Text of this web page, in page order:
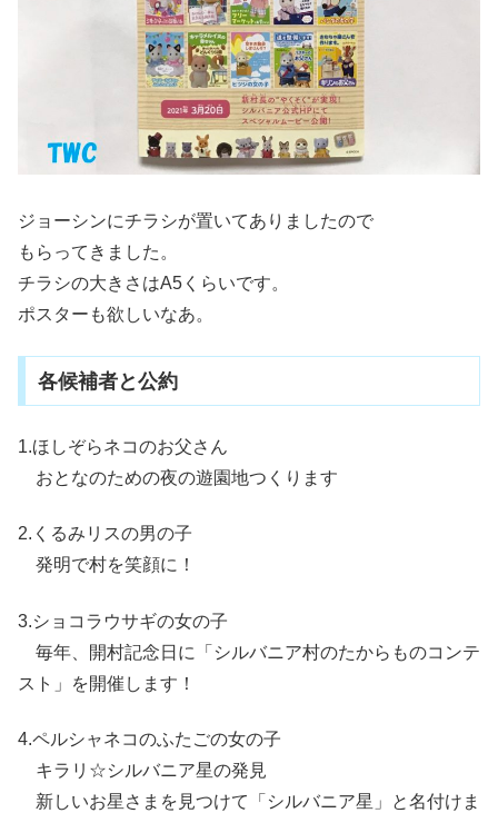
ジョーシンにチラシが置いてありましたので
もらってきました。
チラシの大きさはA5くらいです。
ポスターも欲しいなあ。
各候補者と公約
1.ほしぞらネコのお父さん
おとなのための夜の遊園地つくります
2.くるみリスの男の子
発明で村を笑顔に！
3.ショコラウサギの女の子
毎年、開村記念日に「シルバニア村のたからものコンテ
スト」を開催します！
4.ペルシャネコのふたごの女の子
キラリ☆シルバニア星の発見
新しいお星さまを見つけて「シルバニア星」と名付けま